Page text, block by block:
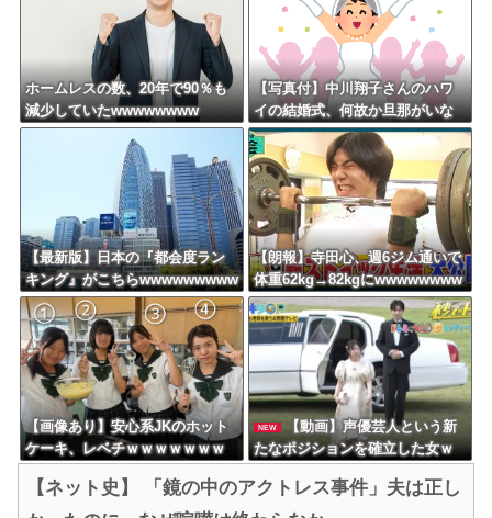
ホームレスの数、20年で90％も
減少していたwwwwwwww
【写真付】中川翔子さんのハワ
イの結婚式、何故か旦那がいな
い
【最新版】日本の『都会度ラン
キング』がこちらwwwwwwwww
wwwwwwwwwwwwwww
【朗報】寺田心、週6ジム通いで
体重62kg→82kgにwwwwwwww
【画像あり】安心系JKのホット
ケーキ、レベチｗｗｗｗｗｗｗ
ｗｗｗｗｗｗｗｗｗｗｗｗｗｗ
ｗｗｗ
NEW
【動画】声優芸人という新
たなポジションを確立した女ｗ
ｗｗｗｗｗｗｗｗｗｗｗｗｗｗ
ｗｗｗ
【ネット史】 「鏡の中のアクトレス事件」夫は正し